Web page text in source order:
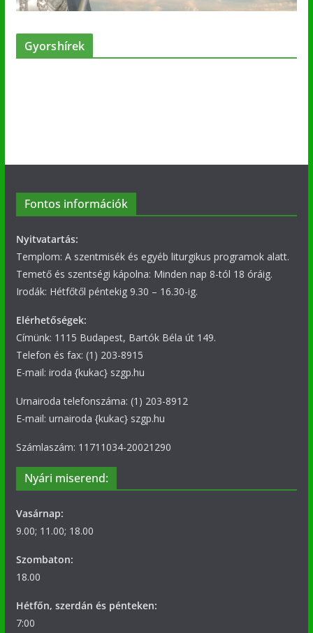
Gyorshírek
Fontos információk
Nyitvatartás:
Templom: A szentmisék és egyéb liturgikus programok alatt.
Temető és szentségi kápolna: Minden nap 8-tól 18 óráig.
Irodák: Hétfőtől péntekig 9.30 – 16.30-ig.
Elérhetőségek:
Címünk: 1115 Budapest, Bartók Béla út 149.
Telefon és fax: (1) 203-8915
E-mail: iroda {kukac} szgp.hu
Urnairoda telefonszáma: (1) 203-8912
E-mail: urnairoda {kukac} szgp.hu
Számlaszám: 11711034-20021290
Nyári miserend:
Vasárnap:
9.00; 11.00; 18.00
Szombaton:
18.00
Hétfőn, szerdán és pénteken:
7:00